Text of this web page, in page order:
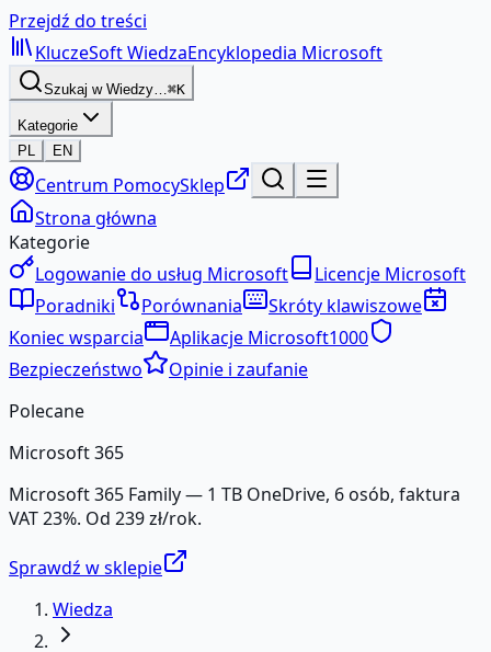
Przejdź do treści
KluczeSoftWiedzaEncyklopedia Microsoft
Szukaj w Wiedzy…⌘K
Kategorie
PL
EN
Centrum PomocySklep
Strona główna
Kategorie
Logowanie do usług Microsoft
Licencje Microsoft
Poradniki
Porównania
Skróty klawiszowe
Koniec wsparcia
Aplikacje Microsoft1000
Bezpieczeństwo
Opinie i zaufanie
Polecane
Microsoft 365
Microsoft 365 Family — 1 TB OneDrive, 6 osób, faktura
VAT 23%. Od 239 zł/rok.
Sprawdź w sklepie
Wiedza